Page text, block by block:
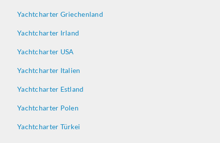
Yachtcharter Griechenland
Yachtcharter Irland
Yachtcharter USA
Yachtcharter Italien
Yachtcharter Estland
Yachtcharter Polen
Yachtcharter Türkei